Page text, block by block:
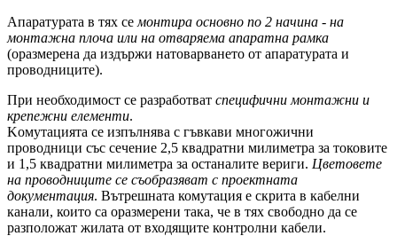
Апаратурата в тях се монтира основно по 2 начина - на
монтажна плочa или на отваряема апаратна рамка
(оразмерена да издържи натоварването от апаратурата и
проводниците).
При необходимост се разработват специфични монтажни и
крепежни елементи.
Kомутацията се изпълнява с гъвкави многожични
проводници със сечение 2,5 квадратни милиметра за токовите
и 1,5 квадратни милиметра за останалите вериги. Цветовете
на проводниците се съобразяват с проектната
документация. Вътрешната комутация е скрита в кабелни
канали, които са оразмерени така, че в тях свободно да се
разположат жилата от входящите контролни кабели.